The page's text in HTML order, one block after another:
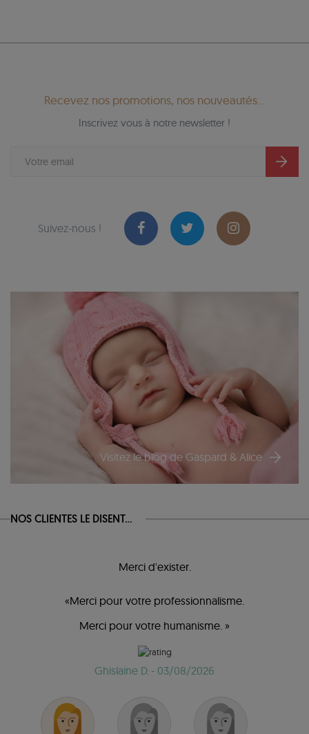
Recevez nos promotions, nos nouveautés...
Inscrivez vous à notre newsletter !
Suivez-nous !
Visitez le blog de Gaspard & Alice
NOS CLIENTES LE DISENT...
Merci d'exister.
«Merci pour votre professionnalisme.
Merci pour votre humanisme. »
Ghislaine D. - 03/08/2026